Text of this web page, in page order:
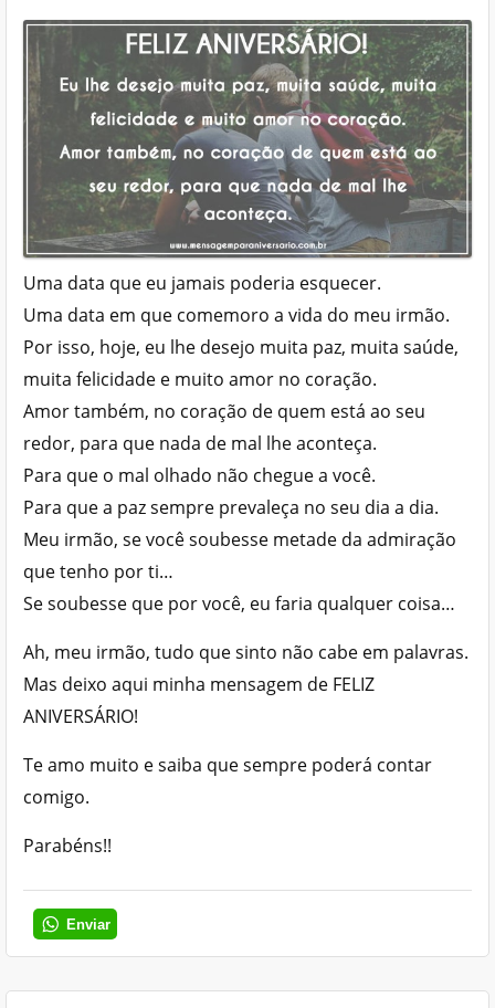
Uma data que eu jamais poderia esquecer.
Uma data em que comemoro a vida do meu irmão.
Por isso, hoje, eu lhe desejo muita paz, muita saúde,
muita felicidade e muito amor no coração.
Amor também, no coração de quem está ao seu
redor, para que nada de mal lhe aconteça.
Para que o mal olhado não chegue a você.
Para que a paz sempre prevaleça no seu dia a dia.
Meu irmão, se você soubesse metade da admiração
que tenho por ti…
Se soubesse que por você, eu faria qualquer coisa…
Ah, meu irmão, tudo que sinto não cabe em palavras.
Mas deixo aqui minha mensagem de FELIZ
ANIVERSÁRIO!
Te amo muito e saiba que sempre poderá contar
comigo.
Parabéns!!
Enviar